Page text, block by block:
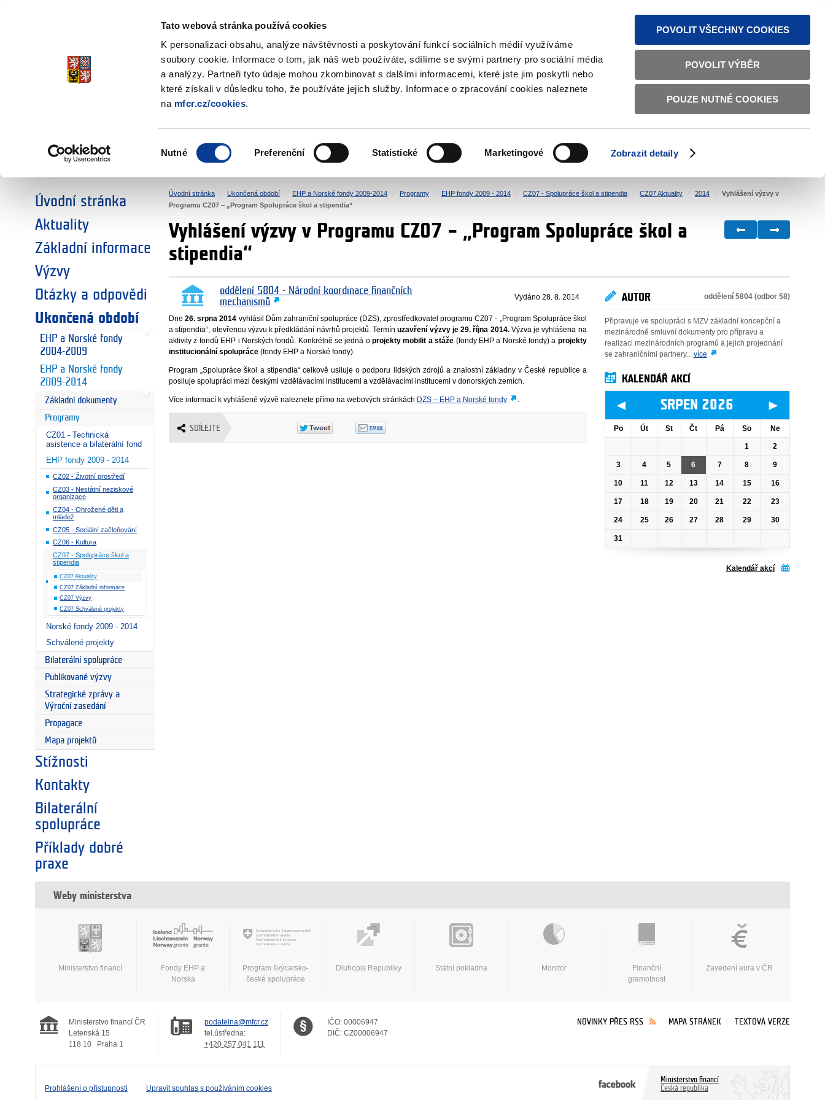
Tato webová stránka používá cookies
K personalizaci obsahu, analýze návštěvnosti a poskytování funkcí sociálních médií využíváme
soubory cookie. Informace o tom, jak náš web používáte, sdílíme se svými partnery pro sociální média
a analýzy. Partneři tyto údaje mohou zkombinovat s dalšími informacemi, které jste jim poskytli nebo
které získali v důsledku toho, že používáte jejich služby. Informace o zpracování cookies naleznete
na mfcr.cz/cookies.
souhlasu
Nutné Preferenční Statistické Marketingové Zobrazit detaily
POVOLIT VŠECHNY COOKIES
POVOLIT VÝBĚR
POUZE NUTNÉ COOKIES
TEXTOVÁ VERZE ČESKY ENGLISH
Fondy EHP a Norska
ZVOLTE SI OBLAST:
SOCIÁLNÍ DIALOG ŽIVOTNÍ PROSTŘEDÍ LIDSKÁ PRÁVA SPRAVEDLNOST VNITŘNÍ VĚCI BILATERÁLNÍ SPOLUPRÁCE
Úvodní stránka
Aktuality
Základní informace
Výzvy
Otázky a odpovědi
Ukončená období
EHP a Norské fondy
2004-2009
EHP a Norské fondy
2009-2014
Základní dokumenty
Programy
CZ01 - Technická
asistence a bilaterální fond
EHP fondy 2009 - 2014
CZ02 - Životní prostředí
CZ03 - Nestátní neziskové
organizace
CZ04 - Ohrožené děti a
mládež
CZ05 - Sociální začleňování
CZ06 - Kultura
CZ07 - Spolupráce škol a
stipendia
CZ07 Aktuality
CZ07 Základní informace
CZ07 Výzvy
CZ07 Schválené projekty
Norské fondy 2009 - 2014
Schválené projekty
Bilaterální spolupráce
Publikované výzvy
Strategické zprávy a
Výroční zasedání
Propagace
Mapa projektů
Stížnosti
Kontakty
Bilaterální
spolupráce
Příklady dobré
praxe
Úvodní stránka Ukončená období EHP a Norské fondy 2009-2014 Programy EHP fondy 2009 - 2014 CZ07 - Spolupráce škol a stipendia CZ07 Aktuality 2014
Vyhlášení výzvy v
Programu CZ07 – „Program Spolupráce škol a stipendia“
Vyhlášení výzvy v Programu CZ07 – „Program Spolupráce škol a
stipendia“
oddělení 5804 - Národní koordinace finančních
mechanismů
Vydáno 28. 8. 2014
Dne26. srpna 2014 vyhlásil Dům zahraniční spolupráce (DZS), zprostředkovatel programu CZ07 - „Program Spolupráce škol
a stipendia“, otevřenou výzvu k předkládání návrhů projektů. Termínuzavření výzvy je 29. října 2014.Výzva je vyhlášena na
aktivity z fondů EHP i Norských fondů. Konkrétně se jedná oprojekty mobilit a stáže (fondy EHP a Norské fondy) a projekty
institucionální spolupráce (fondy EHP a Norské fondy).
Program „Spolupráce škol a stipendia“ celkově usiluje o podporu lidských zdrojů a znalostní základny v České republice a
posiluje spolupráci mezi českými vzdělávacími institucemi a vzdělávacími institucemi v donorských zemích.
Více informací k vyhlášené výzvě naleznete přímo na webových stránkách DZS – EHP a Norské fondy
SDÍLEJTE
AUTOR oddělení 5804 (odbor 58)
Připravuje ve spolupráci s MZV základní koncepční a
mezinárodně smluvní dokumenty pro přípravu a
realizaci mezinárodních programů a jejich projednání
se zahraničními partnery... více
KALENDÁŘ AKCÍ
◄ SRPEN 2026 ►
Po Út St Čt Pá So Ne
1 2
3 4 5 6 7 8 9
10 11 12 13 14 15 16
17 18 19 20 21 22 23
24 25 26 27 28 29 30
31
Kalendář akcí
Weby ministerstva
Ministerstvo financí
Fondy EHP a
Norska
Program švýcarsko-
české spolupráce
Dluhopis Republiky Státní pokladna Monitor
Finanční
gramotnost
Zavedení eura v ČR
Ministerstvo financí ČR
Letenská 15
118 10
Praha 1
podatelna@mfcr.cz
tel.ústředna:
+420 257 041 111
IČO: 00006947
DIČ: CZ00006947
NOVINKY PŘES RSS MAPA STRÁNEK TEXTOVÁ VERZE
Prohlášení o přístupnosti Upravit souhlas s používáním cookies
Ministerstvo financí
Česká republika